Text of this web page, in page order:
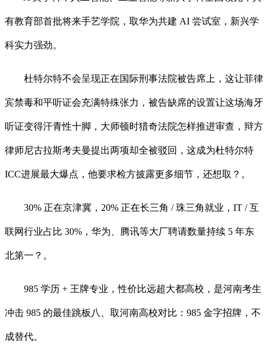
有教育部首批将来手艺学院，取华为共建 AI 尝试室，新兴学
科实力强劲。
杜特尔特不会呈现正在国际刑事法院被告席上，这让菲律
宾禁毒和平听证会充满特殊张力，被告缺席的设置让这场海牙
听证变得汗青性十脚，大师顿时猎奇法院怎样推进审查，辩方
律师尼古拉斯考夫曼提出两项却全被驳回，这成为杜特尔特
ICC进展最大爆点，他要求检方披露更多细节，还想取？。
30% 正在京津冀，20% 正在长三角 / 珠三角就业，IT / 互
联网行业占比 30%，华为、腾讯等大厂聘请数量持续 5 年东
北第一？。
985 学历 + 王牌专业，性价比远超大都高校，是河南考生
冲击 985 的最佳跳板八、取河南高校对比：985 金字招牌，不
成替代。